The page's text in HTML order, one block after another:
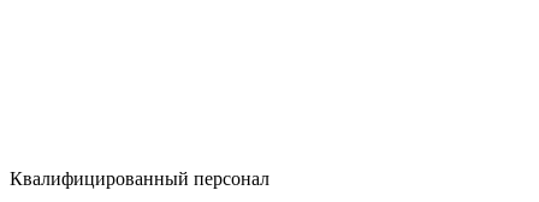
Квалифицированный персонал